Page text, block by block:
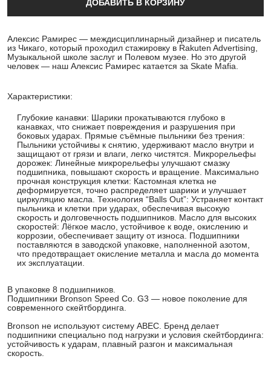
ДОБАВИТЬ В КОРЗИНУ
Алексис Рамирес — междисциплинарный дизайнер и писатель
из Чикаго, который проходил стажировку в Rakuten Advertising,
Музыкальной школе заслуг и Полевом музее. Но это другой
человек — наш Алексис Рамирес катается за Skate Mafia.
Характеристики:
Глубокие канавки: Шарики прокатываются глубоко в
канавках, что снижает повреждения и разрушения при
боковых ударах. Прямые съёмные пыльники без трения:
Пыльники устойчивы к снятию, удерживают масло внутри и
защищают от грязи и влаги, легко чистятся. Микрорельефы
дорожек: Линейные микрорельефы улучшают смазку
подшипника, повышают скорость и вращение. Максимально
прочная конструкция клетки: Кастомная клетка не
деформируется, точно распределяет шарики и улучшает
циркуляцию масла. Технология “Balls Out”: Устраняет контакт
пыльника и клетки при ударах, обеспечивая высокую
скорость и долговечность подшипников. Масло для высоких
скоростей: Лёгкое масло, устойчивое к воде, окислению и
коррозии, обеспечивает защиту от износа. Подшипники
поставляются в заводской упаковке, наполненной азотом,
что предотвращает окисление металла и масла до момента
их эксплуатации.
В упаковке 8 подшипников.
Подшипники Bronson Speed Co. G3 — новое поколение для
современного скейтбординга.
Bronson не используют систему ABEC. Бренд делает
подшипники специально под нагрузки и условия скейтбординга:
устойчивость к ударам, плавный разгон и максимальная
скорость.